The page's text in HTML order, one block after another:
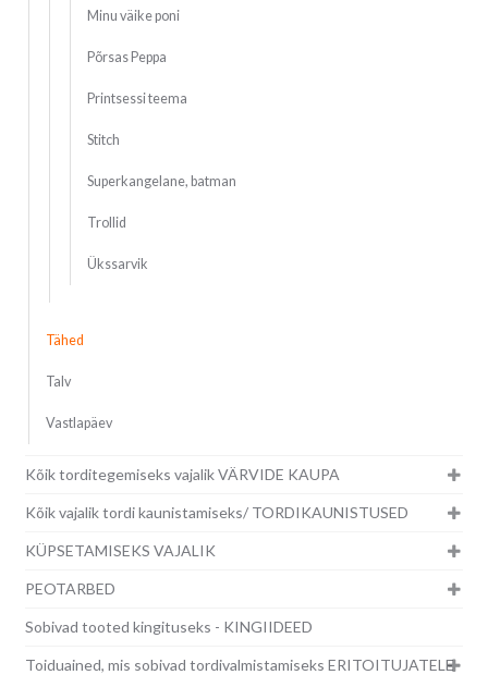
Minu väike poni
Põrsas Peppa
Printsessi teema
Stitch
Superkangelane, batman
Trollid
Ükssarvik
Tähed
Talv
Vastlapäev
Kõik torditegemiseks vajalik VÄRVIDE KAUPA
Kõik vajalik tordi kaunistamiseks/ TORDIKAUNISTUSED
KÜPSETAMISEKS VAJALIK
PEOTARBED
Sobivad tooted kingituseks - KINGIIDEED
Toiduained, mis sobivad tordivalmistamiseks ERITOITUJATELE